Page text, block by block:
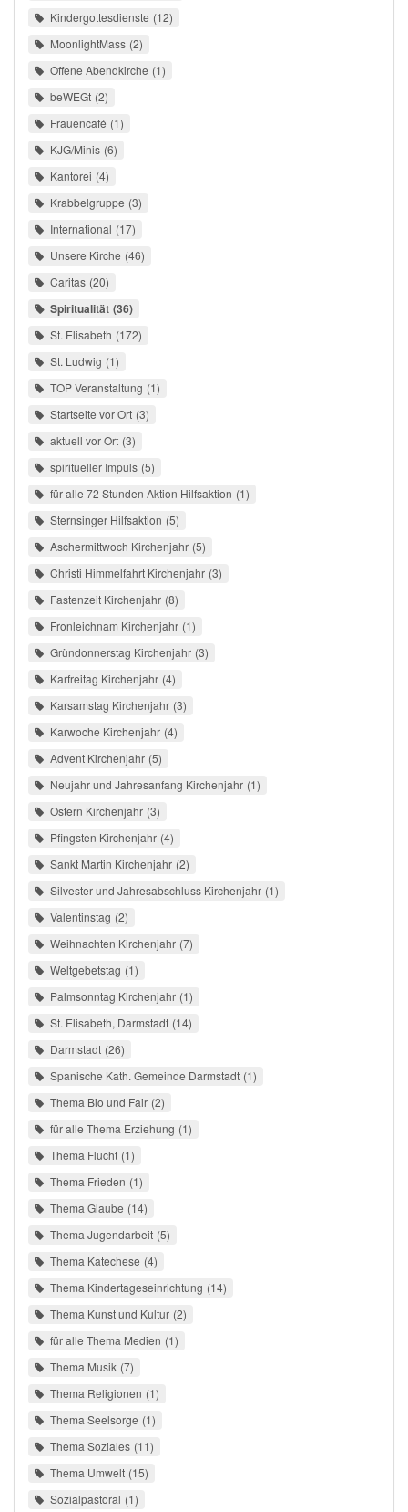
Kindergottesdienste 12
MoonlightMass 2
Offene Abendkirche 1
beWEGt 2
Frauencafé 1
KJG/Minis 6
Kantorei 4
Krabbelgruppe 3
International 17
Unsere Kirche 46
Caritas 20
Spiritualität 36
St. Elisabeth 172
St. Ludwig 1
TOP Veranstaltung 1
Startseite vor Ort 3
aktuell vor Ort 3
spiritueller Impuls 5
für alle 72 Stunden Aktion Hilfsaktion 1
Sternsinger Hilfsaktion 5
Aschermittwoch Kirchenjahr 5
Christi Himmelfahrt Kirchenjahr 3
Fastenzeit Kirchenjahr 8
Fronleichnam Kirchenjahr 1
Gründonnerstag Kirchenjahr 3
Karfreitag Kirchenjahr 4
Karsamstag Kirchenjahr 3
Karwoche Kirchenjahr 4
Advent Kirchenjahr 5
Neujahr und Jahresanfang Kirchenjahr 1
Ostern Kirchenjahr 3
Pfingsten Kirchenjahr 4
Sankt Martin Kirchenjahr 2
Silvester und Jahresabschluss Kirchenjahr 1
Valentinstag 2
Weihnachten Kirchenjahr 7
Weltgebetstag 1
Palmsonntag Kirchenjahr 1
St. Elisabeth, Darmstadt 14
Darmstadt 26
Spanische Kath. Gemeinde Darmstadt 1
Thema Bio und Fair 2
für alle Thema Erziehung 1
Thema Flucht 1
Thema Frieden 1
Thema Glaube 14
Thema Jugendarbeit 5
Thema Katechese 4
Thema Kindertageseinrichtung 14
Thema Kunst und Kultur 2
für alle Thema Medien 1
Thema Musik 7
Thema Religionen 1
Thema Seelsorge 1
Thema Soziales 11
Thema Umwelt 15
Sozialpastoral 1